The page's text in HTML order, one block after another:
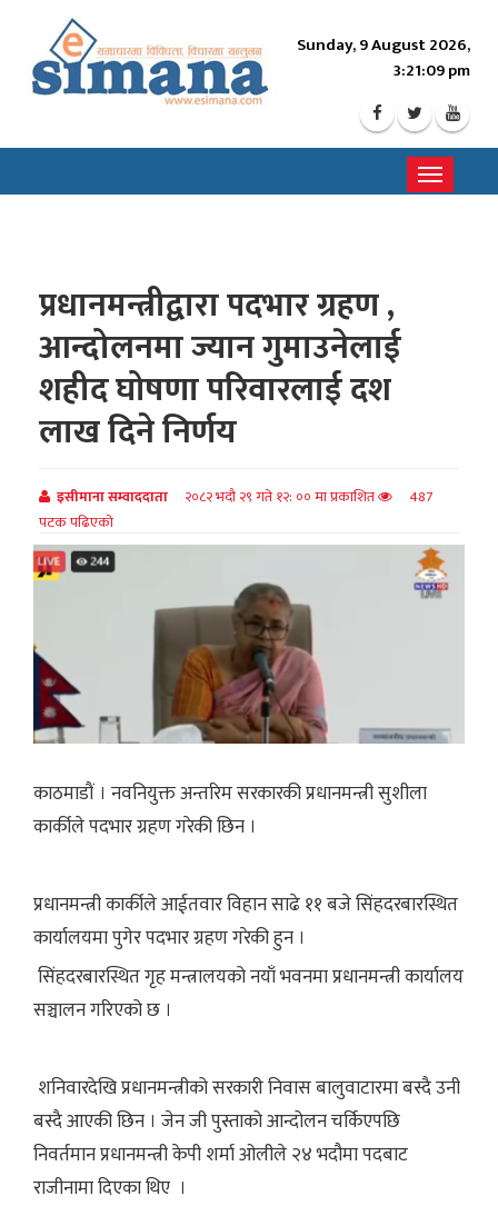
Sunday, 9 August 2026,
3:21:11 pm
Toggle
प्रधानमन्त्रीद्वारा पदभार ग्रहण ,
आन्दोलनमा ज्यान गुमाउनेलाई
शहीद घोषणा परिवारलाई दश
लाख दिने निर्णय
इसीमाना सम्वाददाता २०८२ भदौ २९ गते १२: ०० मा प्रकाशित
487
पटक पढिएको
काठमाडौं । नवनियुक्त अन्तरिम सरकारकी प्रधानमन्त्री सुशीला
कार्कीले पदभार ग्रहण गरेकी छिन ।
प्रधानमन्त्री कार्कीले आईतवार विहान साढे ११ बजे सिंहदरबारस्थित
कार्यालयमा पुगेर पदभार ग्रहण गरेकी हुन ।
सिंहदरबारस्थित गृह मन्त्रालयको नयाँ भवनमा प्रधानमन्त्री कार्यालय
सञ्चालन गरिएको छ ।
शनिवारदेखि प्रधानमन्त्रीको सरकारी निवास बालुवाटारमा बस्दै उनी
बस्दै आएकी छिन । जेन जी पुस्ताको आन्दोलन चर्किएपछि
निवर्तमान प्रधानमन्त्री केपी शर्मा ओलीले २४ भदौमा पदबाट
राजीनामा दिएका थिए ।